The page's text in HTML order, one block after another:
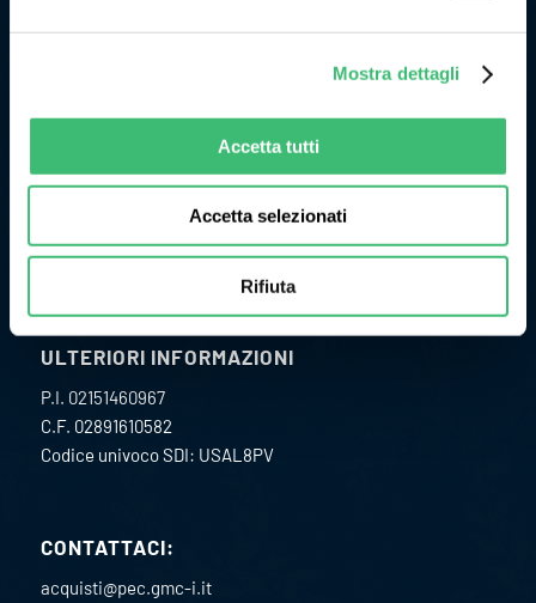
Mostra dettagli
Accetta tutti
Accetta selezionati
Rifiuta
Originariamente l’attività di GMC Instruments ebbe inizio nel
1977 come Camille Bauer Italia diventando, in pochi anni, un
punto di riferimento per il mercato dell’impiantistica
chimica per lo sviluppo e la realizzazione di strumenti per la
misura ed il controllo delle grandezze fisiche di processo.
ULTERIORI INFORMAZIONI
P.I. 02151460967
C.F. 02891610582
Codice univoco SDI: USAL8PV
CONTATTACI:
acquisti@pec.gmc-i.it